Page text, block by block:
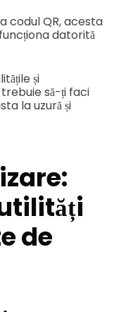
codul QR, acesta
datorită
și
să-ți faci
la uzură și
de